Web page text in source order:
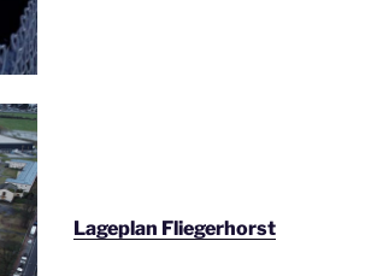
Lageplan Fliegerhorst